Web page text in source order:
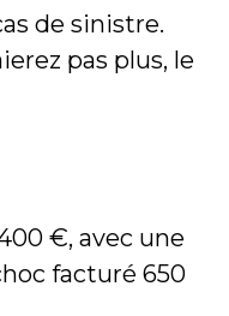
de sinistre.
pas plus, le
€, avec une
facturé 650